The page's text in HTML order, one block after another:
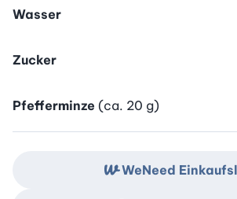
Wasser
Zucker
Pfefferminze (ca. 20 g)
WeNeed